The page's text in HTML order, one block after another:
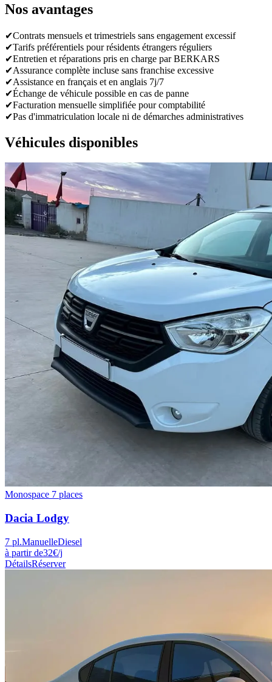
Nos avantages
✔Contrats mensuels et trimestriels sans engagement excessif
✔Tarifs préférentiels pour résidents étrangers réguliers
✔Entretien et réparations pris en charge par BERKARS
✔Assurance complète incluse sans franchise excessive
✔Assistance en français et en anglais 7j/7
✔Échange de véhicule possible en cas de panne
✔Facturation mensuelle simplifiée pour comptabilité
✔Pas d'immatriculation locale ni de démarches administratives
Véhicules disponibles
Monospace 7 places
Dacia Lodgy
7 pl.ManuelleDiesel
à partir de32€/j
DétailsRéserver